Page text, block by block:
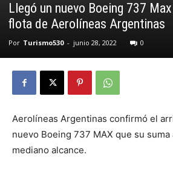
Llegó un nuevo Boeing 737
flota de Aerolíneas Argentinas
Por Turismo530 - junio 28, 2022 0
Aerolíneas Argentinas confirmó el
nuevo Boeing 737 MAX que su
mediano alcance.